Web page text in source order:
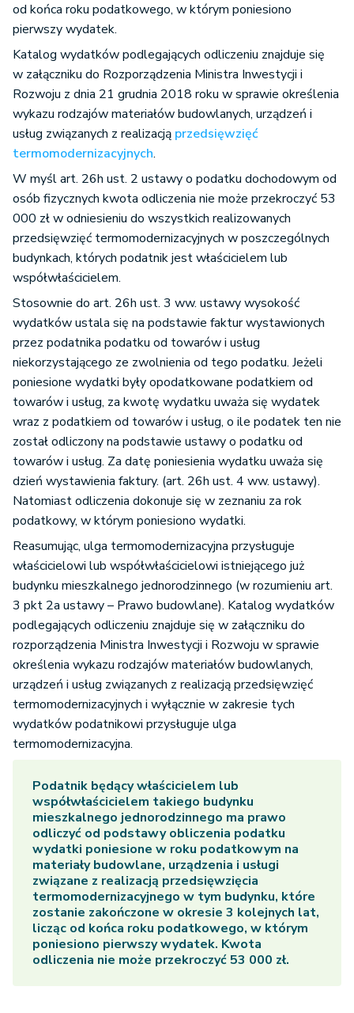
od końca roku podatkowego, w którym poniesiono
pierwszy wydatek.
Katalog wydatków podlegających odliczeniu znajduje się
w załączniku do Rozporządzenia Ministra Inwestycji i
Rozwoju z dnia 21 grudnia 2018 roku w sprawie określenia
wykazu rodzajów materiałów budowlanych, urządzeń i
usług związanych z realizacją przedsięwzięć
termomodernizacyjnych.
W myśl art. 26h ust. 2 ustawy o podatku dochodowym od
osób fizycznych kwota odliczenia nie może przekroczyć 53
000 zł w odniesieniu do wszystkich realizowanych
przedsięwzięć termomodernizacyjnych w poszczególnych
budynkach, których podatnik jest właścicielem lub
współwłaścicielem.
Stosownie do art. 26h ust. 3 ww. ustawy wysokość
wydatków ustala się na podstawie faktur wystawionych
przez podatnika podatku od towarów i usług
niekorzystającego ze zwolnienia od tego podatku. Jeżeli
poniesione wydatki były opodatkowane podatkiem od
towarów i usług, za kwotę wydatku uważa się wydatek
wraz z podatkiem od towarów i usług, o ile podatek ten nie
został odliczony na podstawie ustawy o podatku od
towarów i usług. Za datę poniesienia wydatku uważa się
dzień wystawienia faktury. (art. 26h ust. 4 ww. ustawy).
Natomiast odliczenia dokonuje się w zeznaniu za rok
podatkowy, w którym poniesiono wydatki.
Reasumując, ulga termomodernizacyjna przysługuje
właścicielowi lub współwłaścicielowi istniejącego już
budynku mieszkalnego jednorodzinnego (w rozumieniu art.
3 pkt 2a ustawy – Prawo budowlane). Katalog wydatków
podlegających odliczeniu znajduje się w załączniku do
rozporządzenia Ministra Inwestycji i Rozwoju w sprawie
określenia wykazu rodzajów materiałów budowlanych,
urządzeń i usług związanych z realizacją przedsięwzięć
termomodernizacyjnych i wyłącznie w zakresie tych
wydatków podatnikowi przysługuje ulga
termomodernizacyjna.
Podatnik będący właścicielem lub
współwłaścicielem takiego budynku
mieszkalnego jednorodzinnego ma prawo
odliczyć od podstawy obliczenia podatku
wydatki poniesione w roku podatkowym na
materiały budowlane, urządzenia i usługi
związane z realizacją przedsięwzięcia
termomodernizacyjnego w tym budynku, które
zostanie zakończone w okresie 3 kolejnych lat,
licząc od końca roku podatkowego, w którym
poniesiono pierwszy wydatek. Kwota
odliczenia nie może przekroczyć 53 000 zł.